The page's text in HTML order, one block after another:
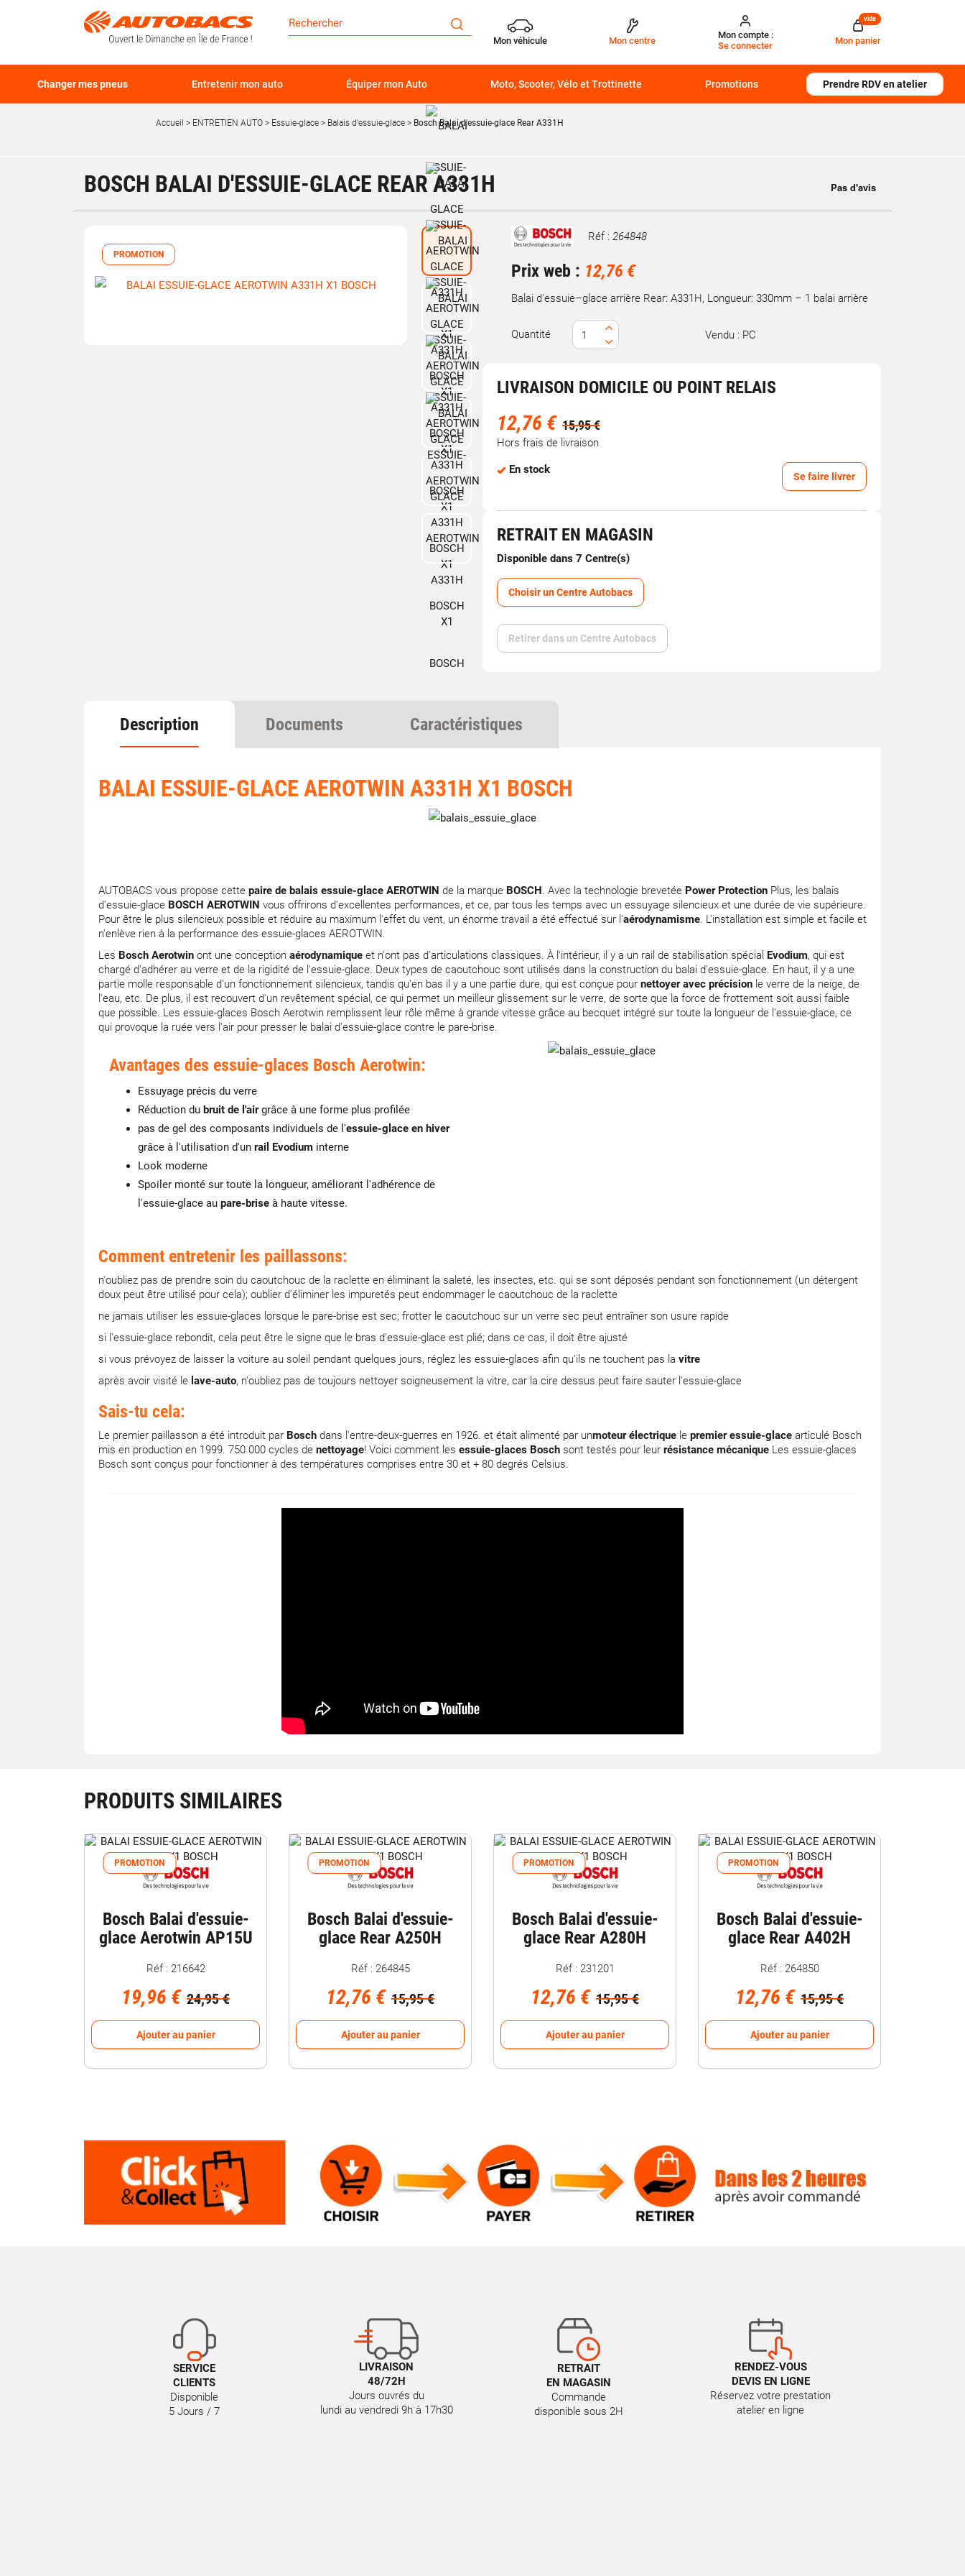
Mon véhicule Mon centre
Mon compte :
Se connecter
Mon panier
vide
Changer mes pneus Entretenir mon auto Équiper mon Auto Moto, Scooter, Vélo et Trottinette Promotions Prendre RDV en atelier
Accueil ENTRETIEN AUTO Essuie-glace Balais d'essuie-glace Bosch Balai d'essuie-glace Rear A331H
BOSCH BALAI D'ESSUIE-GLACE REAR A331H
PROMOTION
Marque Réf : 264848
Prix web : 12,76 €
Balai d'essuie–glace arrière Rear: A331H, Longueur: 330mm – 1 balai arrière
Quantité Vendu : PC
LIVRAISON DOMICILE OU POINT RELAIS
12,76 € 15,95 €
Hors frais de livraison
En stock
Se faire livrer
RETRAIT EN MAGASIN
Disponible dans 7 Centre(s)
Choisir un Centre Autobacs
Retirer dans un Centre Autobacs
Description Documents Caractéristiques
BALAI ESSUIE-GLACE AEROTWIN A331H X1 BOSCH
AUTOBACS vous propose cette paire de balais essuie-glace AEROTWIN de la marque BOSCH. Avec la technologie brevetée Power Protection Plus, les balais
d'essuie-glace BOSCH AEROTWIN vous offrirons d'excellentes performances, et ce, par tous les temps avec un essuyage silencieux et une durée de vie supérieure.
Pour être le plus silencieux possible et réduire au maximum l'effet du vent, un énorme travail a été effectué sur l'aérodynamisme. L'installation est simple et facile et
n'enlève rien à la performance des essuie-glaces AEROTWIN.
Les Bosch Aerotwin ont une conception aérodynamique et n'ont pas d'articulations classiques. À l'intérieur, il y a un rail de stabilisation spécial Evodium, qui est
chargé d'adhérer au verre et de la rigidité de l'essuie-glace. Deux types de caoutchouc sont utilisés dans la construction du balai d'essuie-glace. En haut, il y a une
partie molle responsable d'un fonctionnement silencieux, tandis qu'en bas il y a une partie dure, qui est conçue pour nettoyer avec précision le verre de la neige, de
l'eau, etc. De plus, il est recouvert d'un revêtement spécial, ce qui permet un meilleur glissement sur le verre, de sorte que la force de frottement soit aussi faible
que possible. Les essuie-glaces Bosch Aerotwin remplissent leur rôle même à grande vitesse grâce au becquet intégré sur toute la longueur de l'essuie-glace, ce
qui provoque la ruée vers l'air pour presser le balai d'essuie-glace contre le pare-brise.
Avantages des essuie-glaces Bosch Aerotwin:
Essuyage précis du verre
Réduction du bruit de l'airgrâce à une forme plus profilée
pas de gel des composants individuels de l'essuie-glace en hiver
grâce à l'utilisation d'un rail Evodium interne
Look moderne
Spoiler monté sur toute la longueur, améliorant l'adhérence de
l'essuie-glace au pare-brise à haute vitesse.
Comment entretenir les paillassons:
n'oubliez pas de prendre soin du caoutchouc de la raclette en éliminant la saleté, les insectes, etc. qui se sont déposés pendant son fonctionnement (un détergent
doux peut être utilisé pour cela); oublier d'éliminer les impuretés peut endommager le caoutchouc de la raclette
ne jamais utiliser les essuie-glaces lorsque le pare-brise est sec; frotter le caoutchouc sur un verre sec peut entraîner son usure rapide
si l'essuie-glace rebondit, cela peut être le signe que le bras d'essuie-glace est plié; dans ce cas, il doit être ajusté
si vous prévoyez de laisser la voiture au soleil pendant quelques jours, réglez les essuie-glaces afin qu'ils ne touchent pas la vitre
après avoir visité le lave-auto, n'oubliez pas de toujours nettoyer soigneusement la vitre, car la cire dessus peut faire sauter l'essuie-glace
Sais-tu cela:
Le premier paillasson a été introduit par Bosch dans l'entre-deux-guerres en 1926. et était alimenté par unmoteur électrique le premier essuie-glace articulé Bosch
mis en production en 1999. 750 000 cycles de nettoyage! Voici comment les essuie-glaces Bosch sont testés pour leur résistance mécanique Les essuie-glaces
Bosch sont conçus pour fonctionner à des températures comprises entre 30 et + 80 degrés Celsius.
PRODUITS SIMILAIRES
PROMOTION
Bosch Balai d'essuie-
glace Aerotwin AP15U
Réf : 216642
19,96 € 24,95 €
Ajouter au panier
PROMOTION
Bosch Balai d'essuie-
glace Rear A250H
Réf : 264845
12,76 € 15,95 €
Ajouter au panier
PROMOTION
Bosch Balai d'essuie-
glace Rear A280H
Réf : 231201
12,76 € 15,95 €
Ajouter au panier
PROMOTION
Bosch Balai d'essuie-
glace Rear A402H
Réf : 264850
12,76 € 15,95 €
Ajouter au panier
SERVICE
CLIENTS
Disponible
5 Jours / 7
LIVRAISON
48/72H
Jours ouvrés du
lundi au vendredi 9h à 17h30
RETRAIT
EN MAGASIN
Commande
disponible sous 2H
RENDEZ-VOUS
DEVIS EN LIGNE
Réservez votre prestation
atelier en ligne